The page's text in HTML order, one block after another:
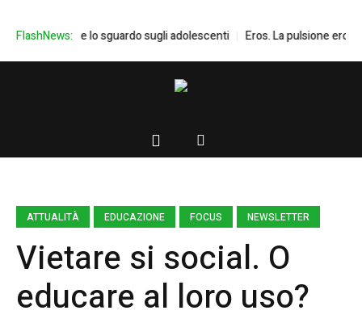
FlashNews:
Don Mazzi e lo sguardo sugli adolescenti Eros. La pulsione erotica
ATTUALITÀ EDUCAZIONE FOCUS NEWSLETTER
Vietare si social. O
educare al loro uso?